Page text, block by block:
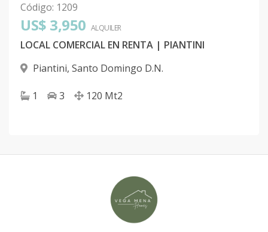
Código: 1209
US$ 3,950 ALQUILER
LOCAL COMERCIAL EN RENTA | PIANTINI
Piantini, Santo Domingo D.N.
1 3 120 Mt2